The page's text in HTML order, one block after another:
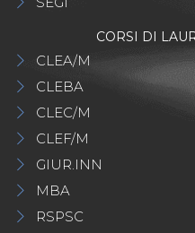
CORSI DI
CLEA/M
CLEBA
CLEC/M
CLEF/M
GIUR.INN
MBA
RSPSC